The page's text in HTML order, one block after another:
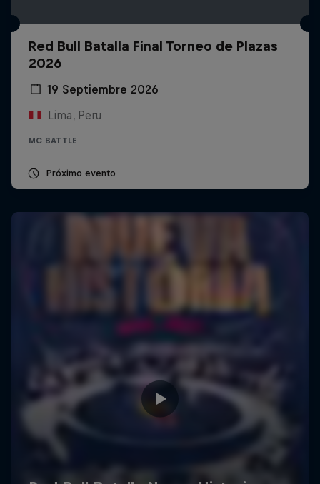
Red Bull Batalla Final Torneo de Plazas
2026
19 Septiembre 2026
Lima, Peru
MC BATTLE
Próximo evento